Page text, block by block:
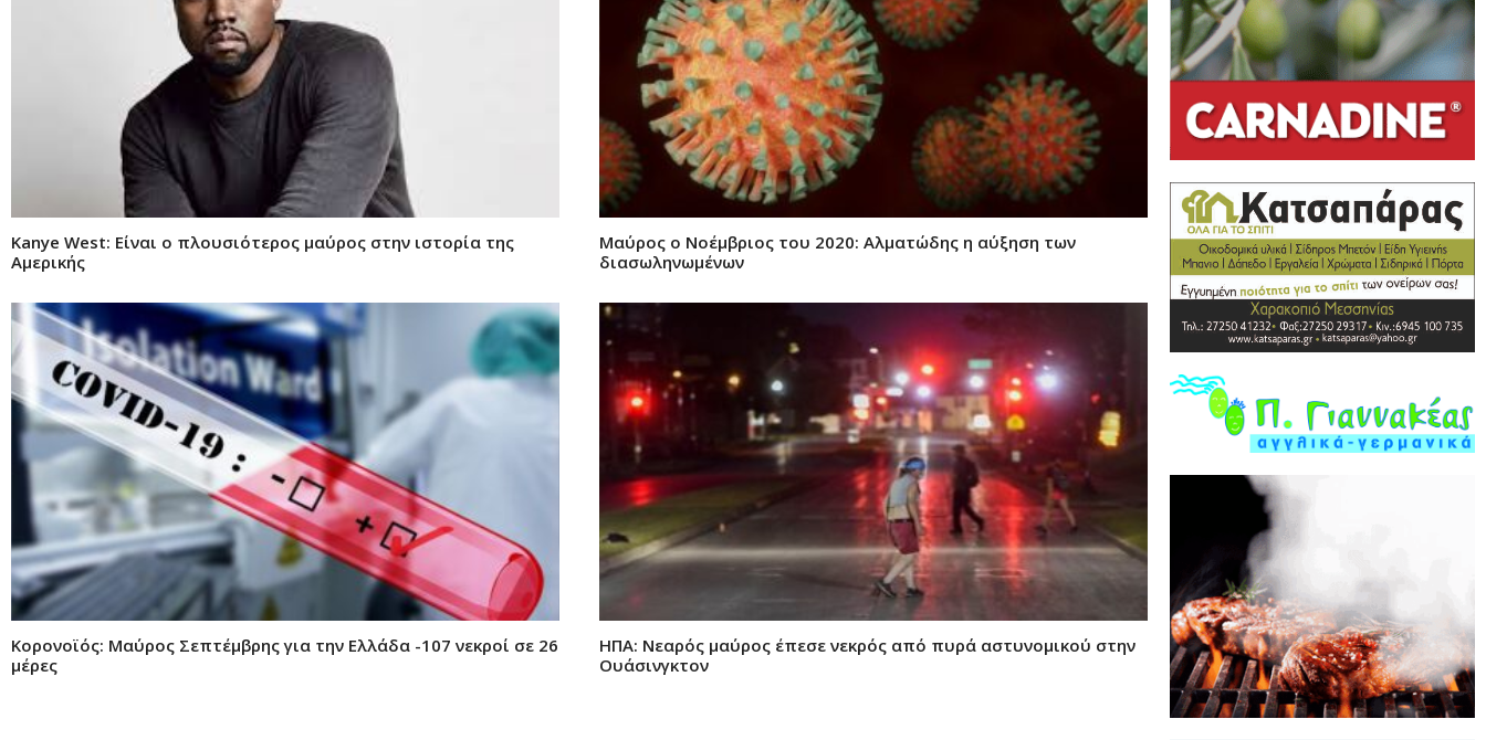
Kanye West: Είναι ο πλουσιότερος μαύρος στην ιστορία της
Αμερικής
Μαύρος ο Νοέμβριος του 2020: Αλματώδης η αύξηση των
διασωληνωμένων
Κορονοϊός: Μαύρος Σεπτέμβρης για την Ελλάδα -107 νεκροί σε 26
μέρες
ΗΠΑ: Νεαρός μαύρος έπεσε νεκρός από πυρά αστυνομικού στην
Ουάσινγκτον